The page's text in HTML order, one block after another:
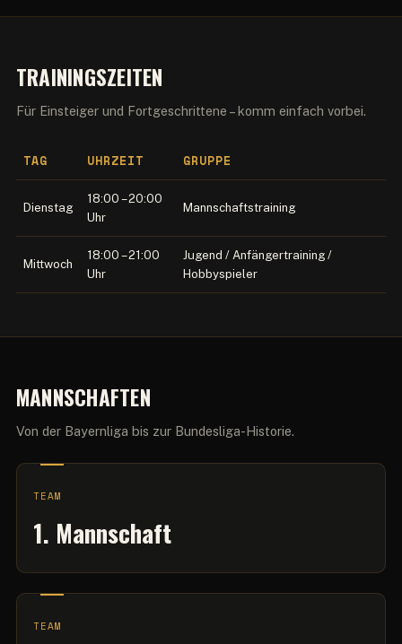
TRAININGSZEITEN
Für Einsteiger und Fortgeschrittene – komm einfach vorbei.
TAG UHRZEIT GRUPPE
Dienstag
18:00 – 20:00
Uhr
Mannschaftstraining
Mittwoch
18:00 – 21:00
Uhr
Jugend / Anfängertraining /
Hobbyspieler
MANNSCHAFTEN
Von der Bayernliga bis zur Bundesliga-Historie.
TEAM
1. Mannschaft
TEAM